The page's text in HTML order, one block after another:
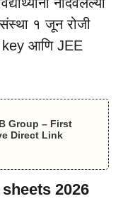
नोंदवलेल्या
१ जून रोजी
key आणि JEE
Group – First
Direct Link
2026